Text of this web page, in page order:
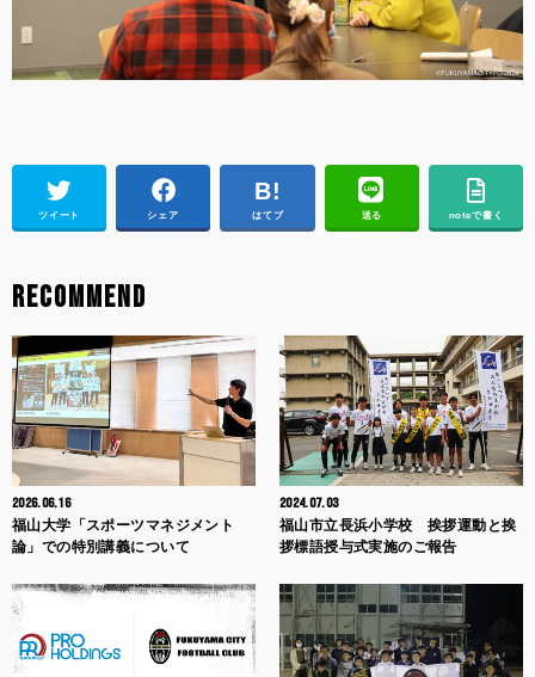
ツイート シェア はてブ 送る noteで書く
RECOMMEND
2026.06.16
福山大学「スポーツマネジメント
論」での特別講義について
2024.07.03
福山市立長浜小学校 挨拶運動と挨
拶標語授与式実施のご報告